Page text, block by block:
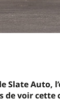
Slate Auto,
de voir